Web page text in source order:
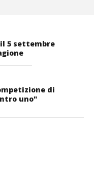
5 settembre
di
uno"